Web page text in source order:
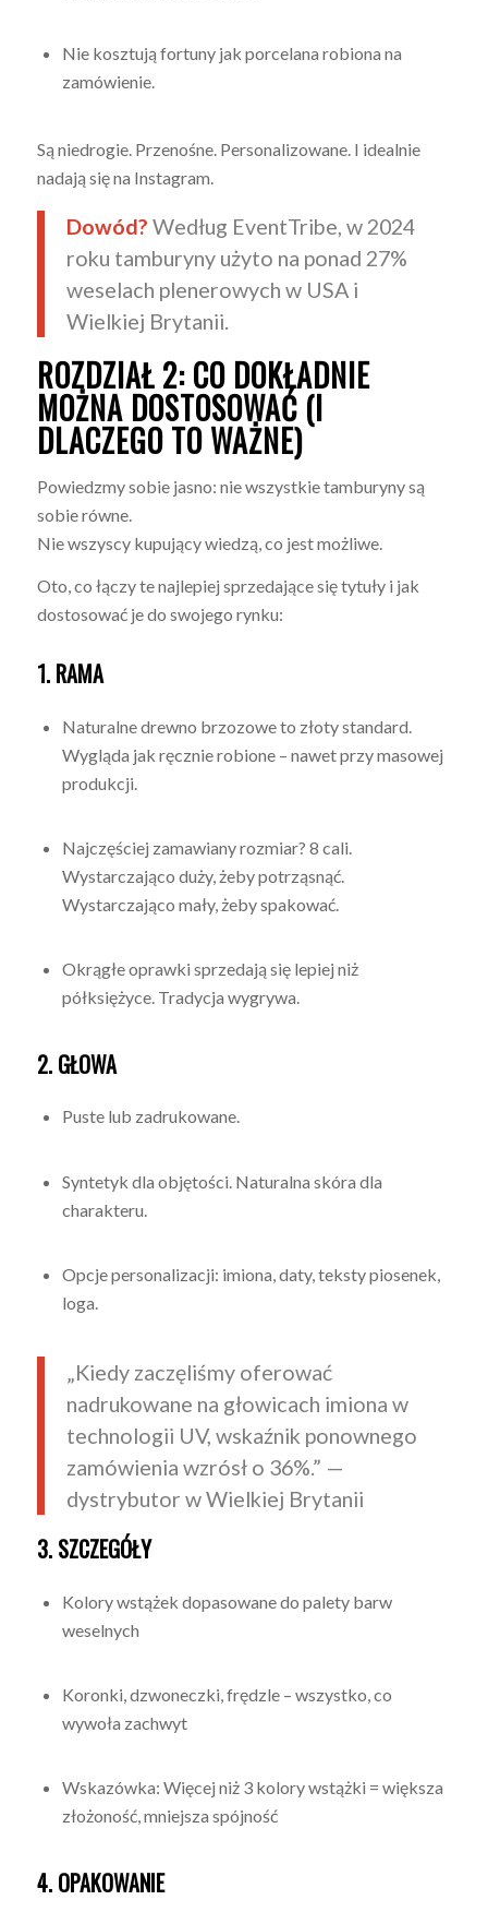
Nie kosztują fortuny jak porcelana robiona na
zamówienie.
Są niedrogie. Przenośne. Personalizowane. I idealnie
nadają się na Instagram.
Dowód? Według EventTribe, w 2024
roku tamburyny użyto na ponad 27%
weselach plenerowych w USA i
Wielkiej Brytanii.
ROZDZIAŁ 2: CO DOKŁADNIE
MOŻNA DOSTOSOWAĆ (I
DLACZEGO TO WAŻNE)
Powiedzmy sobie jasno: nie wszystkie tamburyny są
sobie równe.
Nie wszyscy kupujący wiedzą, co jest możliwe.
Oto, co łączy te najlepiej sprzedające się tytuły i jak
dostosować je do swojego rynku:
1. RAMA
Naturalne drewno brzozowe to złoty standard.
Wygląda jak ręcznie robione – nawet przy masowej
produkcji.
Najczęściej zamawiany rozmiar? 8 cali.
Wystarczająco duży, żeby potrząsnąć.
Wystarczająco mały, żeby spakować.
Okrągłe oprawki sprzedają się lepiej niż
półksiężyce. Tradycja wygrywa.
2. GŁOWA
Puste lub zadrukowane.
Syntetyk dla objętości. Naturalna skóra dla
charakteru.
Opcje personalizacji: imiona, daty, teksty piosenek,
loga.
„Kiedy zaczęliśmy oferować
nadrukowane na głowicach imiona w
technologii UV, wskaźnik ponownego
zamówienia wzrósł o 36%.” —
dystrybutor w Wielkiej Brytanii
3. SZCZEGÓŁY
Kolory wstążek dopasowane do palety barw
weselnych
Koronki, dzwoneczki, frędzle – wszystko, co
wywoła zachwyt
Wskazówka: Więcej niż 3 kolory wstążki = większa
złożoność, mniejsza spójność
4. OPAKOWANIE